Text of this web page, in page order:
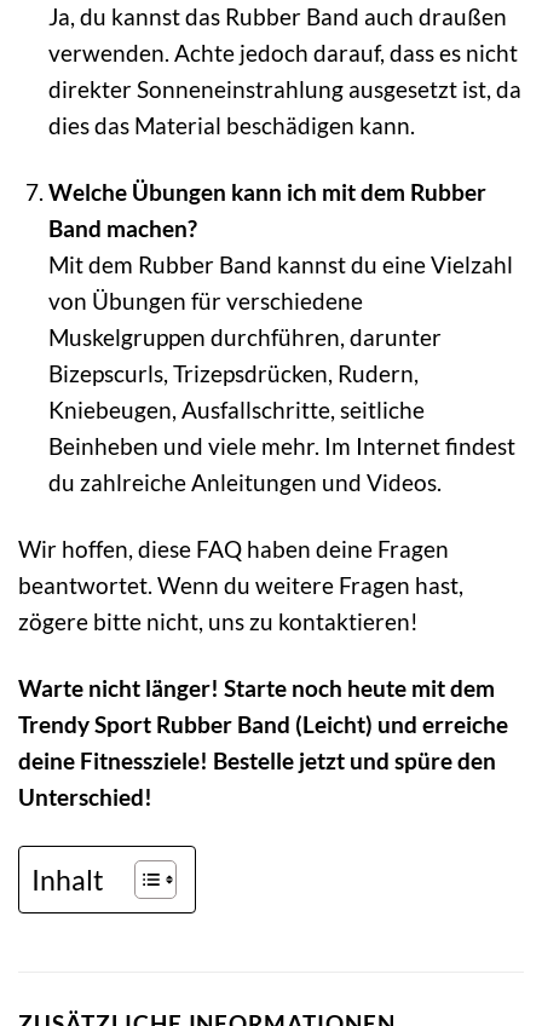
Ja, du kannst das Rubber Band auch draußen
verwenden. Achte jedoch darauf, dass es nicht
direkter Sonneneinstrahlung ausgesetzt ist, da
dies das Material beschädigen kann.
Welche Übungen kann ich mit dem Rubber
Band machen?
Mit dem Rubber Band kannst du eine Vielzahl
von Übungen für verschiedene
Muskelgruppen durchführen, darunter
Bizepscurls, Trizepsdrücken, Rudern,
Kniebeugen, Ausfallschritte, seitliche
Beinheben und viele mehr. Im Internet findest
du zahlreiche Anleitungen und Videos.
Wir hoffen, diese FAQ haben deine Fragen
beantwortet. Wenn du weitere Fragen hast,
zögere bitte nicht, uns zu kontaktieren!
Warte nicht länger! Starte noch heute mit dem
Trendy Sport Rubber Band (Leicht) und erreiche
deine Fitnessziele! Bestelle jetzt und spüre den
Unterschied!
Inhalt